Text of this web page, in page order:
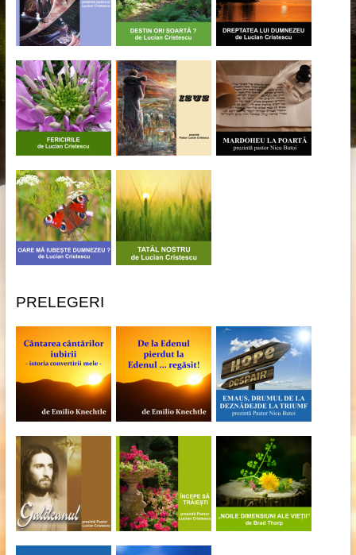
PRELEGERI